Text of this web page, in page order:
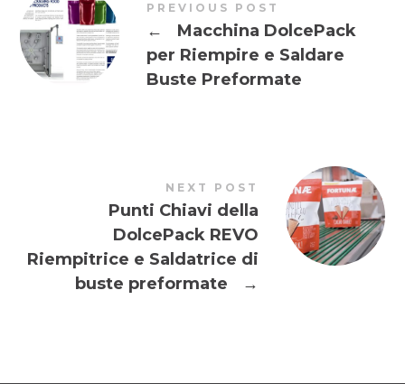
PREVIOUS POST
←
Macchina DolcePack
per Riempire e Saldare
Buste Preformate
NEXT POST
Punti Chiavi della
DolcePack REVO
Riempitrice e Saldatrice di
buste preformate
→